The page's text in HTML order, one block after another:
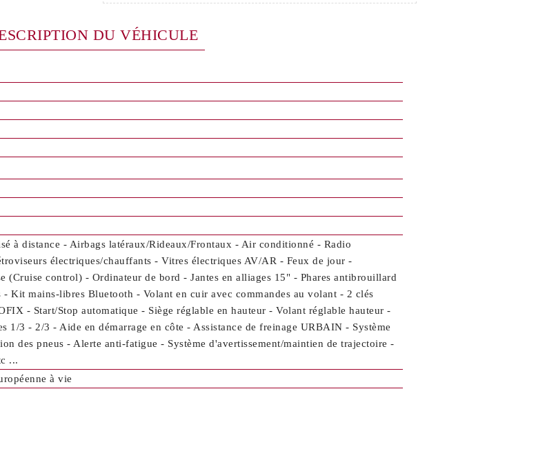
DU VÉHICULE
à distance - Airbags latéraux/Rideaux/Frontaux - Air conditionné - Radio
électriques/chauffants - Vitres électriques AV/AR - Feux de jour -
(Cruise control) - Ordinateur de bord - Jantes en alliages 15" - Phares antibrouillard
- Kit mains-libres Bluetooth - Volant en cuir avec commandes au volant - 2 clés
- Start/Stop automatique - Siège réglable en hauteur - Volant réglable hauteur -
1/3 - 2/3 - Aide en démarrage en côte - Assistance de freinage URBAIN - Système
des pneus - Alerte anti-fatigue - Système d'avertissement/maintien de trajectoire -
...
à vie